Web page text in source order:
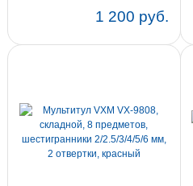
1 200 руб.